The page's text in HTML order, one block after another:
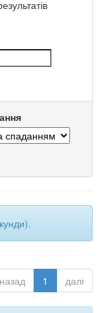
назад 1 далі